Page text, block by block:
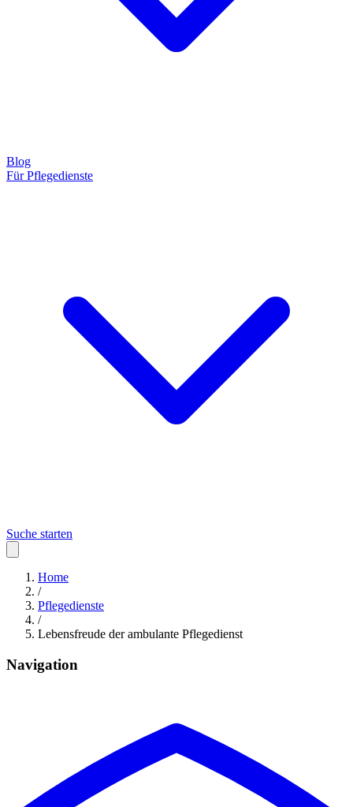
Blog
Für Pflegedienste
Suche starten
Home
/
Pflegedienste
/
Lebensfreude der ambulante Pflegedienst
Navigation